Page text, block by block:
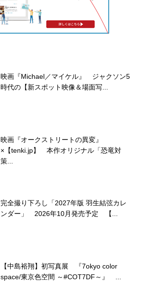
映画『Michael／マイケル』 ジャクソン5
時代の【新スポット映像＆場面写...
映画『オークストリートの異変』
×【tenki.jp】 本作オリジナル「恐竜対
策...
完全撮り下ろし「2027年版 羽生結弦カレ
ンダー」 2026年10月発売予定 【...
【中島裕翔】初写真展 『7okyo color
space/東京色空間 ～#COT7DF～』 ...